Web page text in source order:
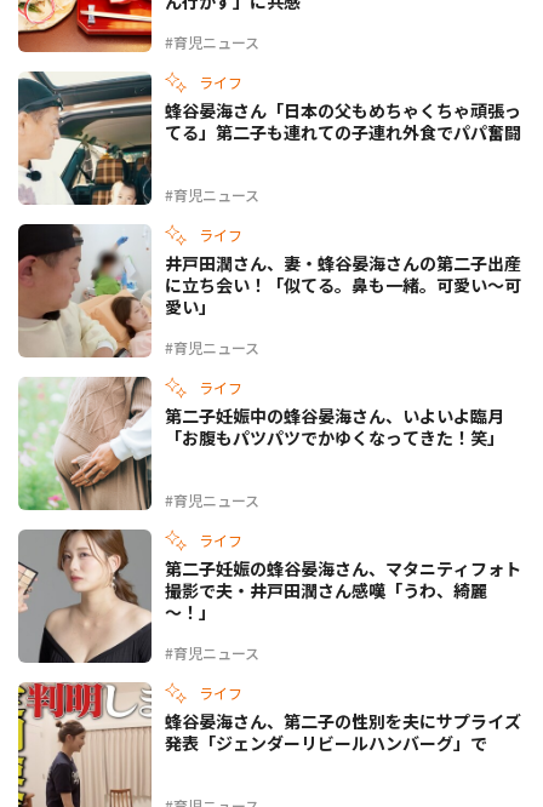
#育児ニュース
ライフ
#育児ニュース
蜂谷晏海さん「日本の父もめちゃくちゃ頑張っ
てる」第二子も連れての子連れ外食でパパ奮闘
ライフ
#育児ニュース
井戸田潤さん、妻・蜂谷晏海さんの第二子出産
に立ち会い！「似てる。鼻も一緒。可愛い～可
愛い」
ライフ
#育児ニュース
第二子妊娠中の蜂谷晏海さん、いよいよ臨月
「お腹もパツパツでかゆくなってきた！笑」
ライフ
#育児ニュース
第二子妊娠の蜂谷晏海さん、マタニティフォト
撮影で夫・井戸田潤さん感嘆「うわ、綺麗
～！」
ライフ
蜂谷晏海さん、第二子の性別を夫にサプライズ
発表「ジェンダーリビールハンバーグ」で